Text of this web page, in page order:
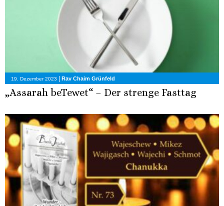
19. Dezember 2023 | Rav Chaim Grünfeld
„Assarah beTewet“ – Der strenge Fasttag